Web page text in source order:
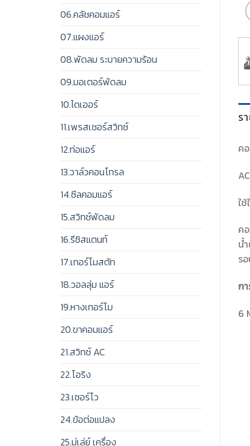
06.คลัชคอมแอร์
07.แผงแอร์
08.พัดลม ระบายความร้อน
09.มอเตอร์พัดลม
10.ไดเออร์
11.เพรสเชอร์สวิทช์
12.ท่อแอร์
13.วาล์วคอนโทรล
14.ซีลคอมแอร์
15.สวิทช์พัดลม
16.รีซิสแตนท์
17.เทอร์โมสตัท
18.วอลลุ่ม แอร์
19.หางเทอร์โม
20.ขาคอมแอร์
21.สวิทช์ AC
22.โอริง
23.เซอร์โว
24.ข้อต่อแปลง
25.มู่เล่ย์ เครื่อง
ร
ค
ใ
ค
น้
ร
ก
6